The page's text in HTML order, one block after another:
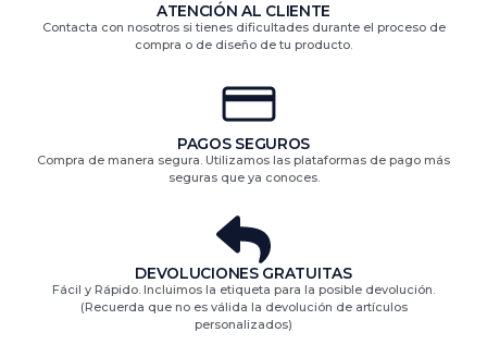
ATENCIÓN AL CLIENTE
Contacta con nosotros si tienes dificultades durante el proceso de
compra o de diseño de tu producto.
PAGOS SEGUROS
Compra de manera segura. Utilizamos las plataformas de pago más
seguras que ya conoces.
DEVOLUCIONES GRATUITAS​
Fácil y Rápido. Incluimos la etiqueta para la posible devolución.
(Recuerda que no es válida la devolución de artículos
personalizados)​